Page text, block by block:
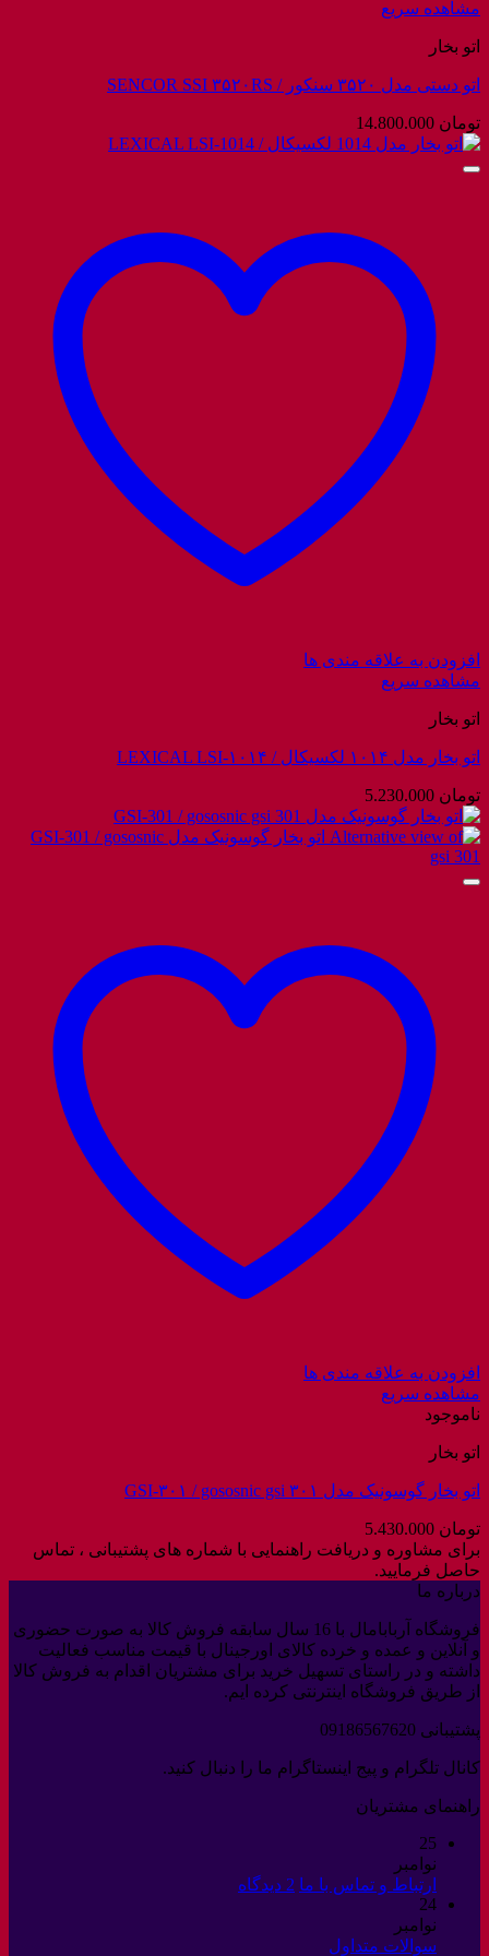
مشاهده سریع
اتو بخار
اتو دستی مدل ۳۵۲۰ سنکور / SENCOR SSI ۳۵۲۰RS
تومان
افزودن به علاقه مندی ها
مشاهده سریع
اتو بخار
اتو بخار مدل ۱۰۱۴ لکسیکال / LEXICAL LSI-۱۰۱۴
تومان
افزودن به علاقه مندی ها
مشاهده سریع
ناموجود
اتو بخار
اتو بخار گوسونیک مدل GSI-۳۰۱ / gososnic gsi ۳۰۱
تومان
برای مشاوره و دریافت راهنمایی با شماره های پشتیبانی ، تماس
حاصل فرمایید.
درباره ما
فروشگاه آربابامال با 16 سال سابقه فروش کالا به صورت حضوری
و آنلاین و عمده و خرده کالای اورجینال با قیمت مناسب فعالیت
داشته و در راستای تسهیل خرید برای مشتریان اقدام به فروش کالا
از طریق فروشگاه اینترنتی کرده ایم.
پشتیبانی 09186567620
کانال تلگرام و پیج اینستاگرام ما را دنبال کنید.
راهنمای مشتریان
25
نوامبر
ارتباط و تماس با ما 2 دیدگاه
24
نوامبر
سوالات متداول